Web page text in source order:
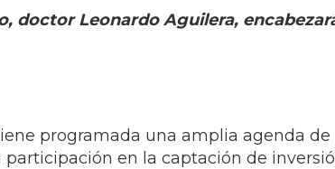
doctor Leonardo Aguilera,
programada una amplia agenda
en la captación de